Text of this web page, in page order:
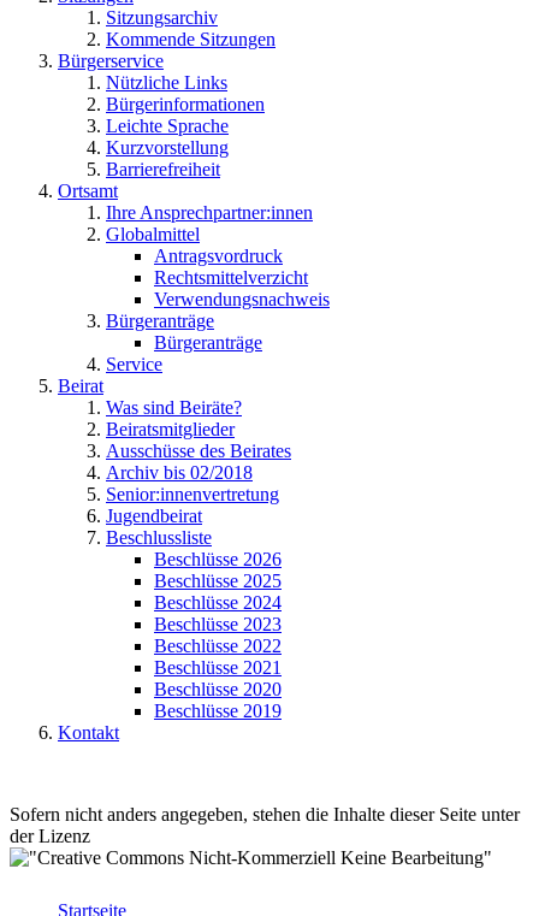
Sitzungsarchiv
Kommende Sitzungen
Bürgerservice
Nützliche Links
Bürgerinformationen
Leichte Sprache
Kurzvorstellung
Barrierefreiheit
Ortsamt
Ihre Ansprechpartner:innen
Globalmittel
Antragsvordruck
Rechtsmittelverzicht
Verwendungsnachweis
Bürgeranträge
Bürgeranträge
Service
Beirat
Was sind Beiräte?
Beiratsmitglieder
Ausschüsse des Beirates
Archiv bis 02/2018
Senior:innenvertretung
Jugendbeirat
Beschlussliste
Beschlüsse 2026
Beschlüsse 2025
Beschlüsse 2024
Beschlüsse 2023
Beschlüsse 2022
Beschlüsse 2021
Beschlüsse 2020
Beschlüsse 2019
Kontakt
Sofern nicht anders angegeben, stehen die Inhalte dieser Seite unter
der Lizenz
Startseite